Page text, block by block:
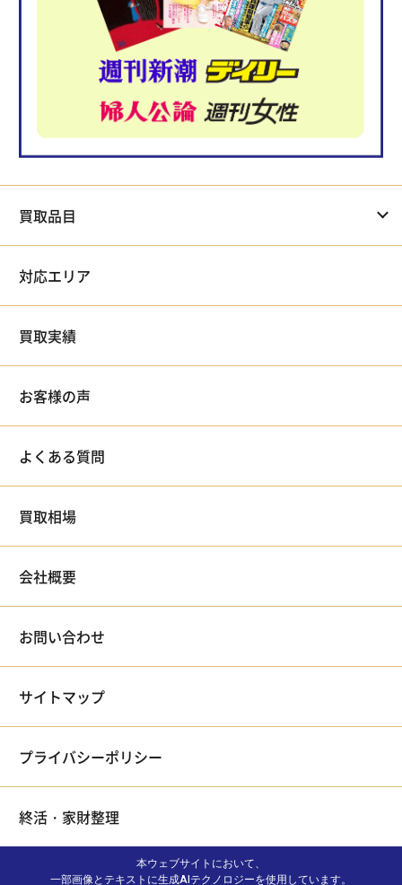
買取品目
対応エリア
買取実績
お客様の声
よくある質問
買取相場
会社概要
お問い合わせ
サイトマップ
プライバシーポリシー
終活・家財整理
本ウェブサイトにおいて、
一部画像とテキストに生成AIテクノロジーを使用しています。